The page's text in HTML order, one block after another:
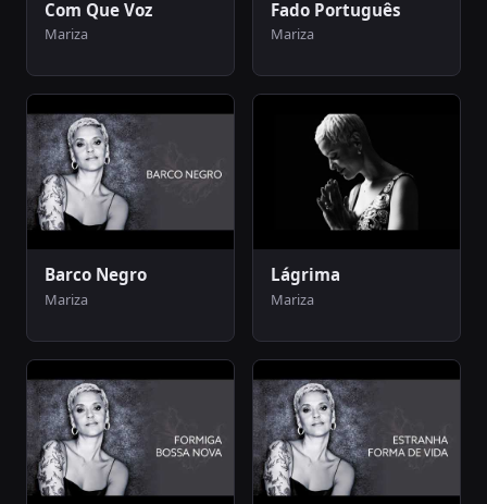
Com Que Voz
Mariza
Fado Português
Mariza
Barco Negro
Mariza
Lágrima
Mariza